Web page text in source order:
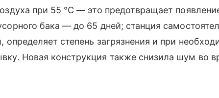
при 55 °C — это предотвращает
бака — до 65 дней; станция
определяет степень загрязнения и при
Новая конструкция также снизила шум во